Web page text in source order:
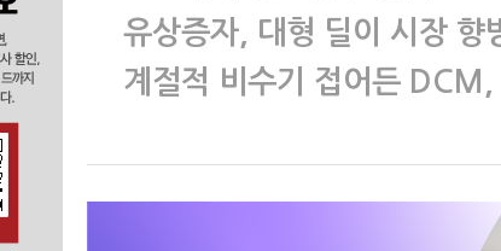
유상증자, 대형 딜이 시장 향
계절적 비수기 접어든 DCM,